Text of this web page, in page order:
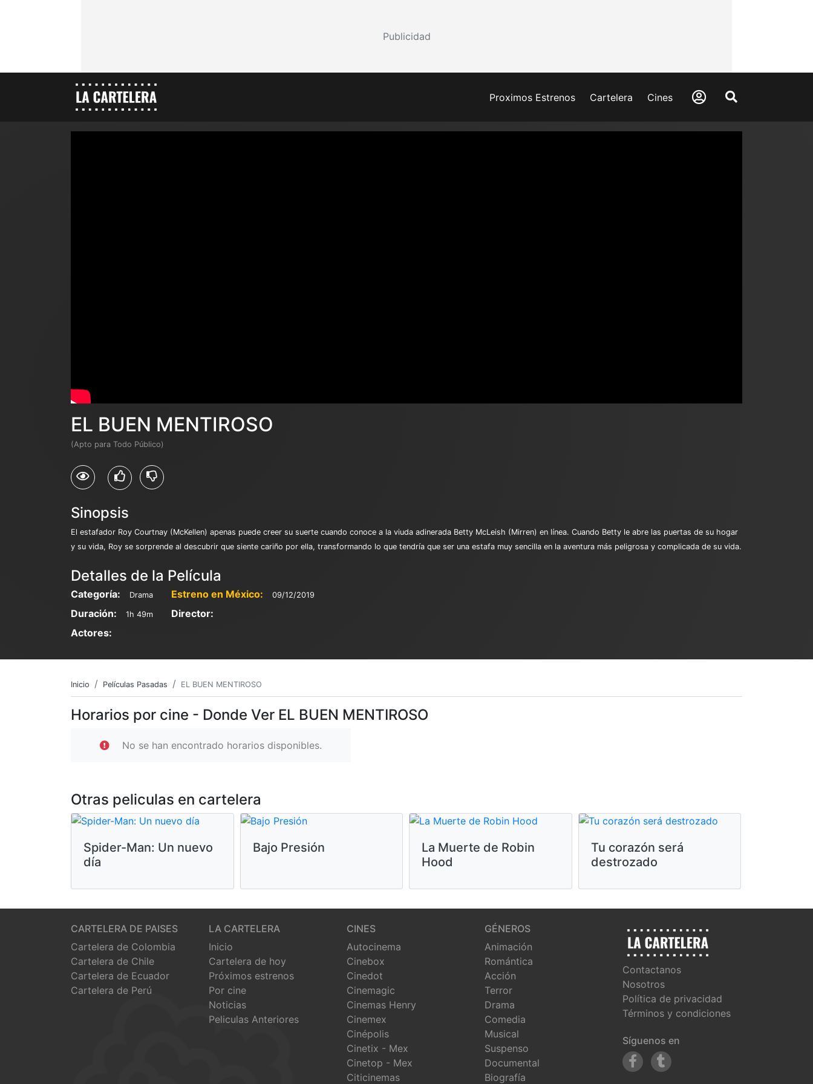
Publicidad
Proximos Estrenos Cartelera Cines
EL BUEN MENTIROSO
(Apto para Todo Público)
Sinopsis
El estafador Roy Courtnay (McKellen) apenas puede creer su suerte cuando conoce a la viuda adinerada Betty McLeish (Mirren) en línea. Cuando Betty le abre las puertas de su hogar
y su vida, Roy se sorprende al descubrir que siente cariño por ella, transformando lo que tendría que ser una estafa muy sencilla en la aventura más peligrosa y complicada de su vida.
Detalles de la Película
Categoría: Drama Estreno en México: 09/12/2019
Duración: 1h 49m
Director:
Actores:
Inicio Películas Pasadas EL BUEN MENTIROSO
Horarios por cine - Donde Ver EL BUEN MENTIROSO
No se han encontrado horarios disponibles.
Otras peliculas en cartelera
Spider-Man: Un nuevo
día
Bajo Presión
La Muerte de Robin
Hood
Tu corazón será
destrozado
CARTELERA DE PAISES
Cartelera de Colombia
Cartelera de Chile
Cartelera de Ecuador
Cartelera de Perú
LA CARTELERA
Inicio
Cartelera de hoy
Próximos estrenos
Por cine
Noticias
Peliculas Anteriores
CINES
Autocinema
Cinebox
Cinedot
Cinemagic
Cinemas Henry
Cinemex
Cinépolis
Cinetix - Mex
Cinetop - Mex
Citicinemas
GÉNEROS
Animación
Romántica
Acción
Terror
Drama
Comedia
Musical
Suspenso
Documental
Biografía
Contactanos
Nosotros
Política de privacidad
Términos y condiciones
Síguenos en